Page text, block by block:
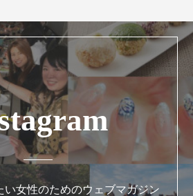
い女性のためのウェブマガジン